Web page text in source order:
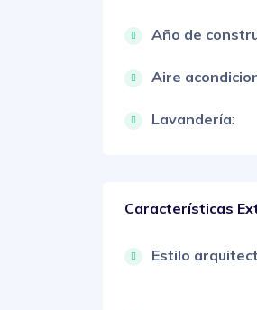
Año de
Aire
Lavandería:
Características
Estilo